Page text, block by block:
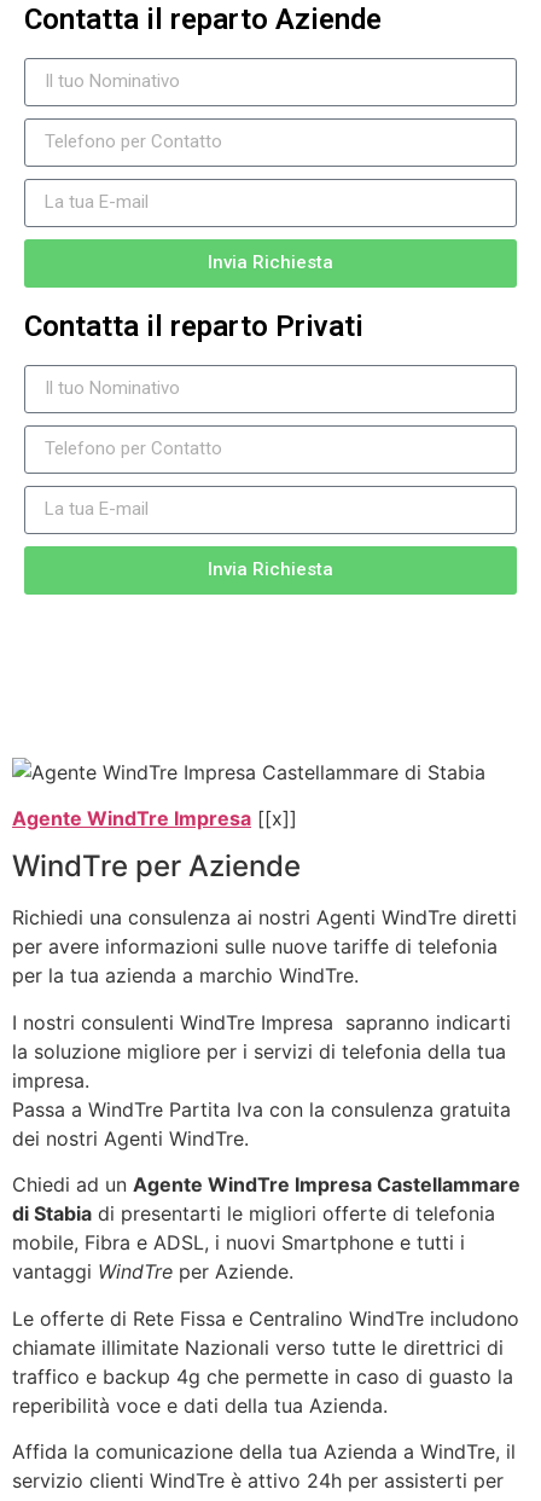
Contatta il reparto Aziende
Invia Richiesta
Contatta il reparto Privati
Invia Richiesta
Agente WindTre Impresa [[x]]
WindTre per Aziende
Richiedi una consulenza ai nostri Agenti WindTre diretti
per avere informazioni sulle nuove tariffe di telefonia
per la tua azienda a marchio WindTre.
I nostri consulenti WindTre Impresa sapranno indicarti
la soluzione migliore per i servizi di telefonia della tua
impresa.
Passa a WindTre Partita Iva con la consulenza gratuita
dei nostri Agenti WindTre.
Chiedi ad un Agente WindTre Impresa Castellammare
di Stabia di presentarti le migliori offerte di telefonia
mobile, Fibra e ADSL, i nuovi Smartphone e tutti i
vantaggi WindTre per Aziende.
Le offerte di Rete Fissa e Centralino WindTre includono
chiamate illimitate Nazionali verso tutte le direttrici di
traffico e backup 4g che permette in caso di guasto la
reperibilità voce e dati della tua Azienda.
Affida la comunicazione della tua Azienda a WindTre, il
servizio clienti WindTre è attivo 24h per assisterti per